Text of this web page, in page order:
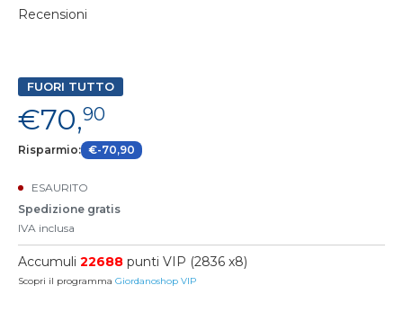
Recensioni
FUORI TUTTO
€70,90
Risparmio: €-70,90
ESAURITO
Spedizione gratis
IVA inclusa
Accumuli 22688 punti VIP (2836 x8)
Scopri il programma Giordanoshop VIP